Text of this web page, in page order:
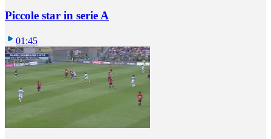
Piccole star in serie A
01:45